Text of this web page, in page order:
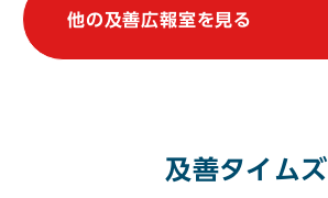
他の及善広報室を見る
及善タイムズ